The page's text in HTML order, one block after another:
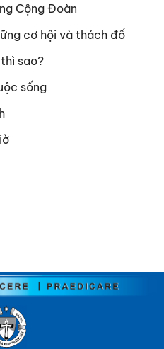
Cộng Đoàn
cơ hội và thách đố
sao?
sống